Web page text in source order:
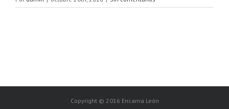
Copyright © 2016 Encarna León